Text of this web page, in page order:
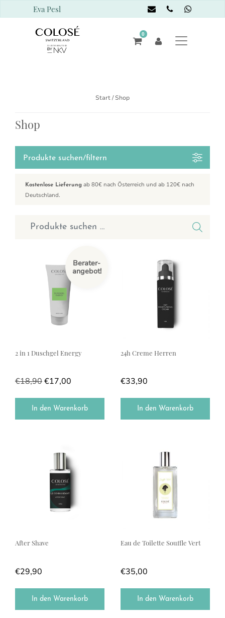
Eva Pesl
0
Start/ Shop
Shop
Produkte suchen/filtern
Kostenlose Lieferung ab 80€ nach Österreich und ab 120€ nach
Deutschland.
Suchen nach:
Berater-
angebot!
2 in 1 Duschgel Energy
€18,90€17,00
In den Warenkorb
24h Creme Herren
€33,90
In den Warenkorb
After Shave
€29,90
In den Warenkorb
Eau de Toilette Souffle Vert
€35,00
In den Warenkorb